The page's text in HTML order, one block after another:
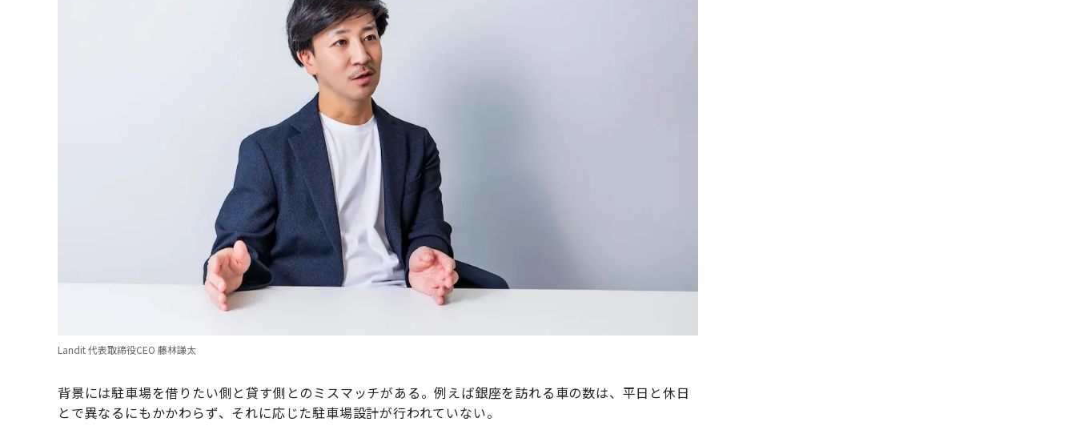
Landit 代表取締役CEO 藤林謙太
背景には駐車場を借りたい側と貸す側とのミスマッチがある。例えば銀座を訪れる車の数は、平日と休日
とで異なるにもかかわらず、それに応じた駐車場設計が行われていない。